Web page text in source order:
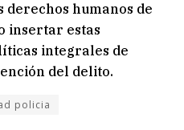
humanos de
insertar estas
integrales de
del delito.
policia